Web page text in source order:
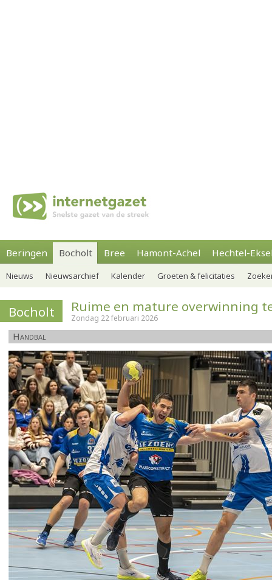
Beringen Bocholt Bree Hamont-Achel Hechtel-
Nieuws Nieuwsarchief Kalender Groeten & felicitaties
Bocholt Ruime en mature overwinning
Zondag 22 februari 2026
Handbal